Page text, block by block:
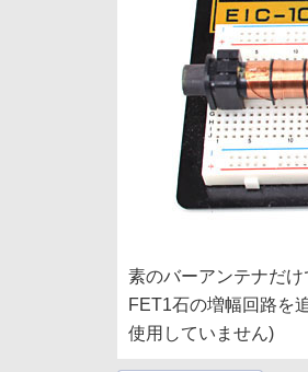
素のバーアンテナだ
FET1石の増幅回路を
使用していません)